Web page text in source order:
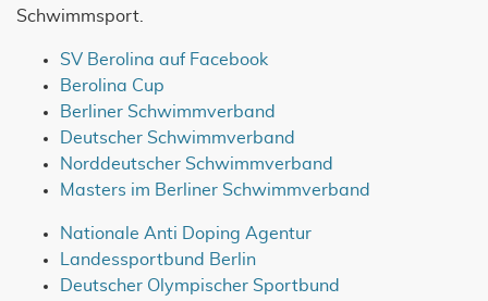
Schwimmsport.
SV Berolina auf Facebook
Berolina Cup
Berliner Schwimmverband
Deutscher Schwimmverband
Norddeutscher Schwimmverband
Masters im Berliner Schwimmverband
Nationale Anti Doping Agentur
Landessportbund Berlin
Deutscher Olympischer Sportbund